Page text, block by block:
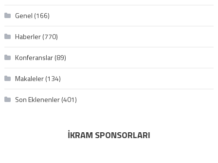
Genel (166)
Haberler(770)
Konferanslar(89)
Makaleler(134)
Son Eklenenler(401)
İKRAM SPONSORLARI